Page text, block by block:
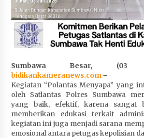
Sekretaris Bapperida, Dwi Rahayu, ST,. MM,.
Pimpin Rakor Aksi Konvergensi Percepatan
Penurunan Stunting di Sumbawa
4 minggu ago
Pandangan Fraksi – Fraksi DPRD Sumbawa
4 minggu ago
Bupati Sumbawa Lepas 487 Atlet dari
Cabor yang Akan Berjuang pada PORPROV
NTB 2026
4 minggu ago
Sumbawa Besar,
bidikankameranews.com–
Kegiatan “Polantas Menyapa” yang
oleh Satlantas Polres Sumbawa
yang baik, efektif, karena sangat
memberikan edukasi terkait
kegiatan ini juga menjadi sarana
emosional antara petugas kepolisian